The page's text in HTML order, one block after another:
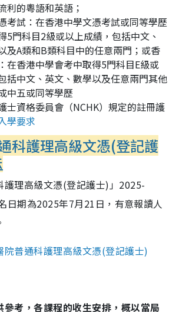
利的粵語和英語；
考試：在香港中學文憑考試或同等學歷
5門科目2級或以上成績，包括中文、
及A類和B類科目中的任意兩門；或香
在香港中學會考中取得5門科目E級或
括中文、英文、數學以及任意兩門其他
中五或同等學歷
士資格委員會（NCHK）規定的註冊護
學要求
科護理高級文憑(登記護
護理高級文憑(登記護士)」2025-
日期為2025年7月21日，有意報讀人
院普通科護理高級文憑(登記護士)
參考，各課程的收生安排，概以當局